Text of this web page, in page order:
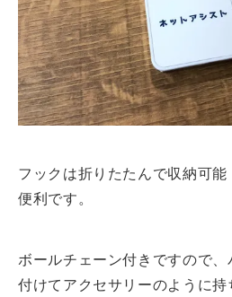
フックは折りたたんで収納可
便利です。
ボールチェーン付きですので、
付けてアクセサリーのように持